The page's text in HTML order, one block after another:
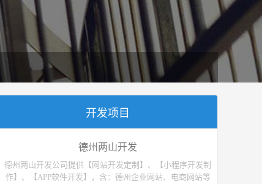
开发项目
德州两山开发
德州两山开发公司提供【网站开发定制】、【小程序开发制
作】、【APP软件开发】，含：德州企业网站、电商网站等